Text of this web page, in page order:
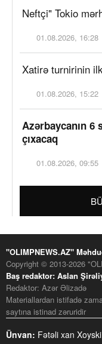
Neftçi" Tokio
01.08.2026, 16:28
Xatirə turnirinin
01.08.2026, 15:22
Azərbaycanın
çıxacaq
01.08.2026, 09:55
"OLIMPNEWS.AZ"
Copyright © 2013-2026
Baş redaktor: Aslan
Redaktor: Azər Əlizadə
Materiallardan istifadə
saytına istinad zəruridir
Ünvan: Fətəli xan